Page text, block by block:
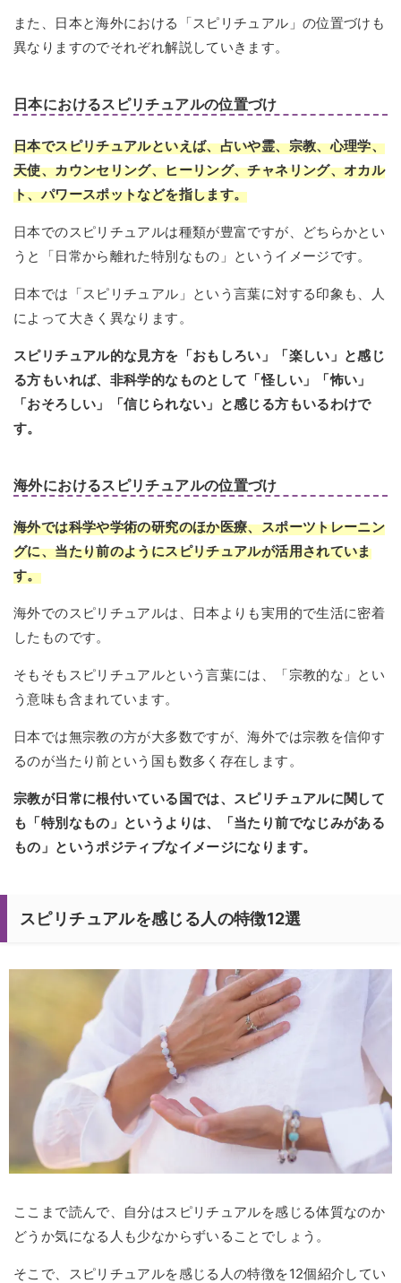
また、日本と海外における「スピリチュアル」の位置づけも
異なりますのでそれぞれ解説していきます。
日本におけるスピリチュアルの位置づけ
日本でスピリチュアルといえば、占いや霊、宗教、心理学、
天使、カウンセリング、ヒーリング、チャネリング、オカル
ト、パワースポットなどを指します。
日本でのスピリチュアルは種類が豊富ですが、どちらかとい
うと「日常から離れた特別なもの」というイメージです。
日本では「スピリチュアル」という言葉に対する印象も、人
によって大きく異なります。
スピリチュアル的な見方を「おもしろい」「楽しい」と感じ
る方もいれば、非科学的なものとして「怪しい」「怖い」
「おそろしい」「信じられない」と感じる方もいるわけで
す。
海外におけるスピリチュアルの位置づけ
海外では科学や学術の研究のほか医療、スポーツトレーニン
グに、当たり前のようにスピリチュアルが活用されていま
す。
海外でのスピリチュアルは、日本よりも実用的で生活に密着
したものです。
そもそもスピリチュアルという言葉には、「宗教的な」とい
う意味も含まれています。
日本では無宗教の方が大多数ですが、海外では宗教を信仰す
るのが当たり前という国も数多く存在します。
宗教が日常に根付いている国では、スピリチュアルに関して
も「特別なもの」というよりは、「当たり前でなじみがある
もの」というポジティブなイメージになります。
スピリチュアルを感じる人の特徴12選
ここまで読んで、自分はスピリチュアルを感じる体質なのか
どうか気になる人も少なからずいることでしょう。
そこで、スピリチュアルを感じる人の特徴を12個紹介してい